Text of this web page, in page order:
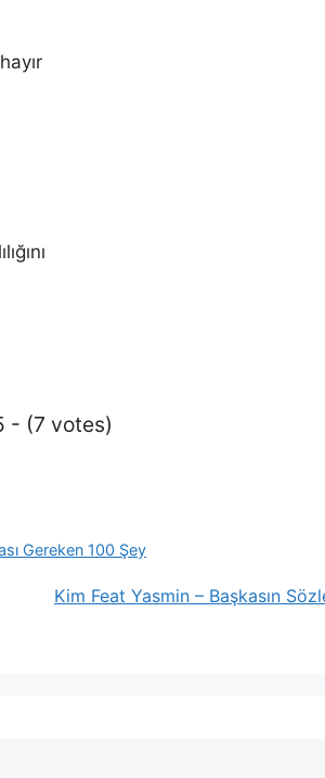
- (7 votes)
Gereken 100 Şey
Kim Feat Yasmin – Başkasın